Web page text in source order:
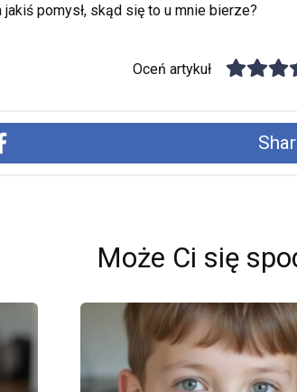
pomysł, skąd się to u mnie bierze?
Oceń artykuł
Może Ci się